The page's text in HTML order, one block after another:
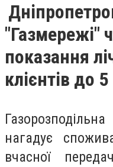
"Газмережі"
показання
клієнтів до 5
нагадує
вчасної